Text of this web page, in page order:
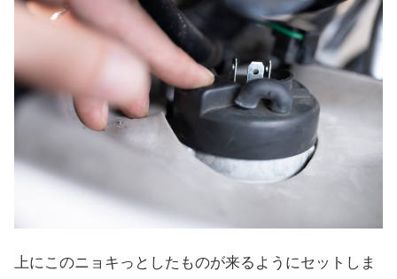
上にこのニョキっとしたものが来るようにセットしま